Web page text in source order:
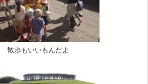
散歩もいいもんだよ